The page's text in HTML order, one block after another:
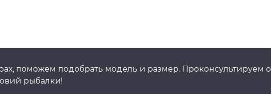
поможем подобрать модель и размер. Проконсультируем о
рыбалки!